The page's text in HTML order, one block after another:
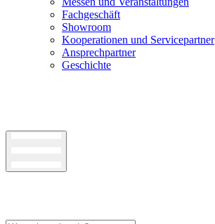
Fachgeschäft
Showroom
Kooperationen und Servicepartner
Ansprechpartner
Geschichte